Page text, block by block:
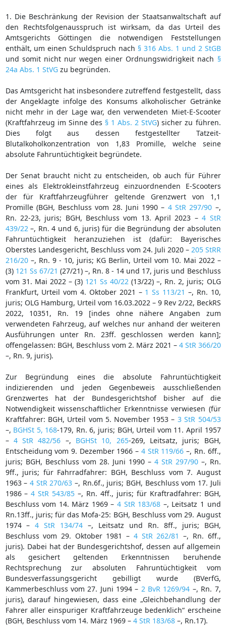
1. Die Beschränkung der Revision der Staatsanwaltschaft auf
den Rechtsfolgenausspruch ist wirksam, da das Urteil des
Amtsgerichts Göttingen die notwendigen Feststellungen
enthält, um einen Schuldspruch nach § 316 Abs. 1 und 2 StGB
und somit nicht nur wegen einer Ordnungswidrigkeit nach §
24a Abs. 1 StVGzu begründen.
Das Amtsgericht hat insbesondere zutreffend festgestellt, dass
der Angeklagte infolge des Konsums alkoholischer Getränke
nicht mehr in der Lage war, den verwendeten Miet-E-Scooter
(Kraftfahrzeug im Sinne des § 1 Abs. 2 StVG) sicher zu führen.
Dies folgt aus dessen festgestellter Tatzeit-
Blutalkoholkonzentration von 1,83 Promille, welche seine
absolute Fahruntüchtigkeit begründete.
Der Senat braucht nicht zu entscheiden, ob auch für Führer
eines als Elektrokleinstfahrzeug einzuordnenden E-Scooters
der für Kraftfahrzeugführer geltende Grenzwert von 1,1
Promille (BGH, Beschluss vom 28. Juni 1990 – 4 StR 297/90 –,
Rn. 22-23, juris; BGH, Beschluss vom 13. April 2023 –4 StR
439/22 –, Rn. 4 und 6, juris) für die Begründung der absoluten
Fahruntüchtigkeit heranzuziehen ist (dafür: Bayerisches
Oberstes Landesgericht, Beschluss vom 24. Juli 2020 – 205 StRR
216/20–, Rn. 9 - 10, juris; KG Berlin, Urteil vom 10. Mai 2022 –
(3) 121 Ss 67/21 (27/21) –, Rn. 8 - 14 und 17, juris und Beschluss
vom 31. Mai 2022 – (3) 121 Ss 40/22 (13/22) –, Rn. 2, juris; OLG
Frankfurt, Urteil vom 4. Oktober 2021 – 1 Ss 113/21 –, Rn. 10,
juris; OLG Hamburg, Urteil vom 16.03.2022 – 9 Rev 2/22, BeckRS
2022, 10351, Rn. 19 [indes ohne nähere Angaben zum
verwendeten Fahrzeug, auf welches nur anhand der weiteren
Ausführungen unter Rn. 23ff. geschlossen werden kann];
offengelassen: BGH, Beschluss vom 2. März 2021 – 4 StR 366/20
–, Rn. 9, juris).
Zur Begründung eines die absolute Fahruntüchtigkeit
indizierenden und jeden Gegenbeweis ausschließenden
Grenzwertes hat der Bundesgerichtshof bisher auf die
Notwendigkeit wissenschaftlicher Erkenntnisse verwiesen (für
Kraftfahrer: BGH, Urteil vom 5. November 1953 – 3 StR 504/53
–, BGHSt 5, 168-179, Rn. 6, juris; BGH, Urteil vom 11. April 1957
– 4 StR 482/56 –, BGHSt 10, 265-269, Leitsatz, juris; BGH,
Entscheidung vom 9. Dezember 1966 – 4 StR 119/66 –, Rn. 6ff.,
juris; BGH, Beschluss vom 28. Juni 1990 – 4 StR 297/90–, Rn.
9ff., juris; für Fahrradfahrer: BGH, Beschluss vom 7. August
1963 – 4 StR 270/63 –, Rn.6f., juris; BGH, Beschluss vom 17. Juli
1986 –4 StR 543/85 –, Rn. 4ff., juris; für Kraftradfahrer: BGH,
Beschluss vom 14. März 1969 – 4 StR 183/68 –, Leitsatz 1 und
Rn.13ff., juris; für das Mofa-25: BGH, Beschluss vom 29. August
1974 –4 StR 134/74 –, Leitsatz und Rn. 8ff., juris; BGH,
Beschluss vom 29. Oktober 1981 – 4 StR 262/81 –, Rn. 6ff.,
juris). Dabei hat der Bundesgerichtshof, dessen auf allgemein
als gesichert geltenden Erkenntnissen beruhende
Rechtsprechung zur absoluten Fahruntüchtigkeit vom
Bundesverfassungsgericht gebilligt wurde (BVerfG,
Kammerbeschluss vom 27. Juni 1994 – 2 BvR 1269/94 –, Rn. 7,
juris), darauf hingewiesen, dass eine „Gleichbehandlung der
Fahrer aller einspuriger Kraftfahrzeuge bedenklich“ erscheine
(BGH, Beschluss vom 14. März 1969 – 4 StR 183/68–, Rn.17).